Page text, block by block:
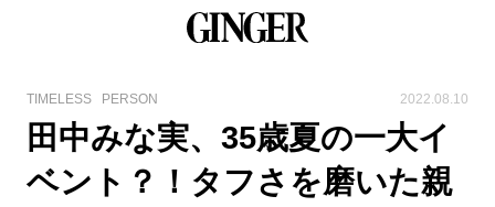
TIMELESS PERSON 2022.08.10
田中みな実、35歳夏の一大イ
ベント？！タフさを磨いた親